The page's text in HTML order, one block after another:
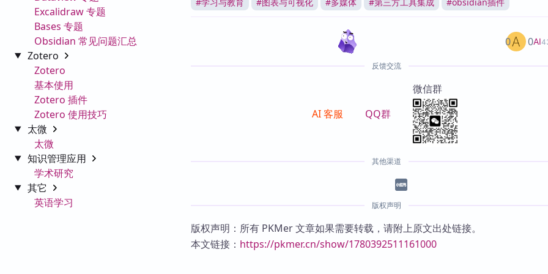
Excalidraw 专题
Bases 专题
Obsidian 常见问题汇总
Zotero
Zotero
基本使用
Zotero 插件
Zotero 使用技巧
太微
太微
知识管理应用
学术研究
其它
英语学习
AI
0 0
反馈交流
AI 客服 QQ群
微信群
其他渠道
版权声明
版权声明：所有 PKMer 文章如果需要转载，请附上原文出处链接。
本文链接： https://pkmer.cn/show/1780392511161000